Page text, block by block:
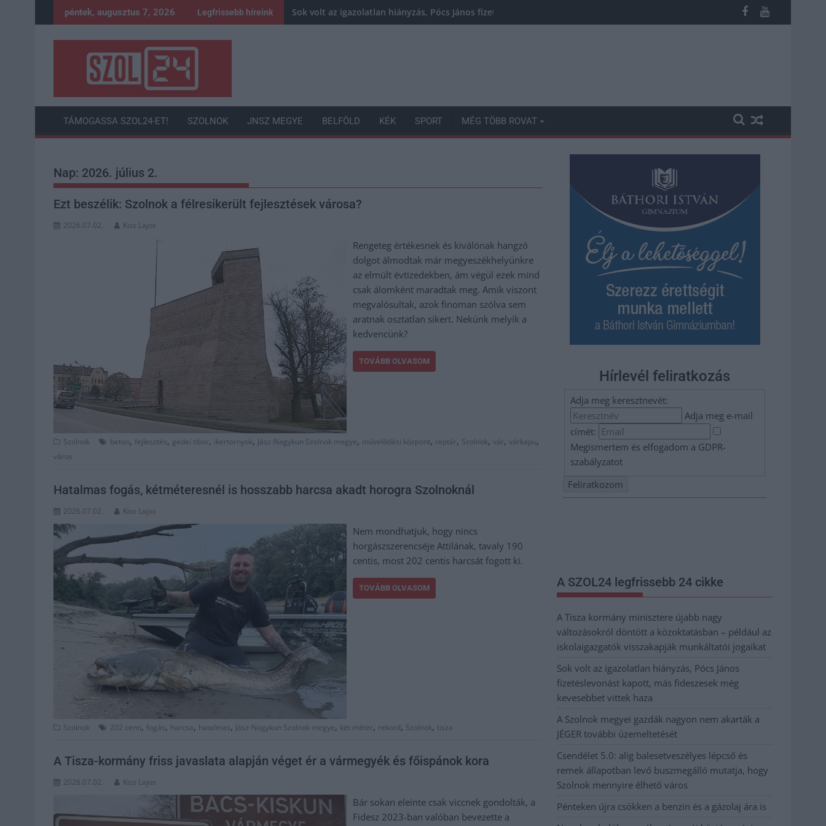
to
péntek, augusztus 7, 2026 Legfrissebb híreink Sok volt az igazolatlan hiányzás, Pócs János fizetéslevonást kapott, más fideszesek még kevesebbet vittek haza
TÁMOGASSA SZOL24-ET! SZOLNOK JNSZ MEGYE BELFÖLD KÉK SPORT MÉG TÖBB ROVAT
Nap: 2026. július 2.
Ezt beszélik: Szolnok a félresikerült fejlesztések városa?
2026.07.02. Kiss Lajos
Rengeteg értékesnek és kiválónak hangzó
dolgot álmodtak már megyeszékhelyünkre
az elmúlt évtizedekben, ám végül ezek mind
csak álomként maradtak meg. Amik viszont
megvalósultak, azok finoman szólva sem
aratnak osztatlan sikert. Nekünk melyik a
kedvencünk?
TOVÁBB OLVASOM
Szolnok beton, fejlesztés, gedei tibor, ikertornyok, Jász-Nagykun Szolnok megye, művelődési központ, reptár, Szolnok, vár, várkapu,
város
Hatalmas fogás, kétméteresnél is hosszabb harcsa akadt horogra Szolnoknál
2026.07.02. Kiss Lajos
Nem mondhatjuk, hogy nincs
horgászszerencséje Attilának, tavaly 190
centis, most 202 centis harcsát fogott ki.
TOVÁBB OLVASOM
Szolnok 202 centi, fogás, harcsa, hatalmas, Jász-Nagykun Szolnok megye, két méter, rekord, Szolnok, tisza
A Tisza-kormány friss javaslata alapján véget ér a vármegyék és főispánok kora
2026.07.02. Kiss Lajos
Bár sokan eleinte csak viccnek gondolták, a
Fidesz 2023-ban valóban bevezette a
Hírlevél feliratkozás
Adja meg keresztnevét:
Adja meg e-mail
címét:
Megismertem és elfogadom a GDPR-
szabályzatot
A SZOL24 legfrissebb 24 cikke
A Tisza kormány minisztere újabb nagy
változásokról döntött a közoktatásban – például az
iskolaigazgatók visszakapják munkáltatói jogaikat
Sok volt az igazolatlan hiányzás, Pócs János
fizetéslevonást kapott, más fideszesek még
kevesebbet vittek haza
A Szolnok megyei gazdák nagyon nem akarták a
JÉGER további üzemeltetését
Csendélet 5.0: alig balesetveszélyes lépcső és
remek állapotban levő buszmegálló mutatja, hogy
Szolnok mennyire élhető város
Pénteken újra csökken a benzin és a gázolaj ára is